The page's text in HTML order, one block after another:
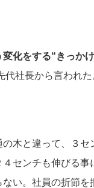
化をする“きっか
社長から言われた
木と違って、３セ
センチも伸びる
い。社員の折節を